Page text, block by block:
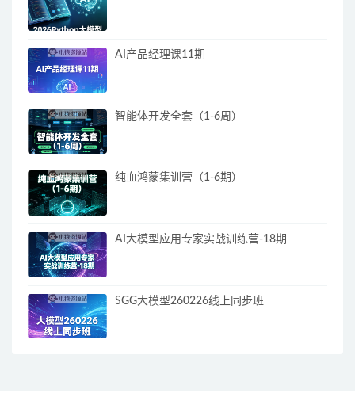
AI产品经理课11期
智能体开发全套（1-6周）
纯血鸿蒙集训营（1-6期）
AI大模型应用专家实战训练营-18期
SGG大模型260226线上同步班